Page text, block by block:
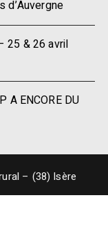
d’Auvergne
25 & 26 avril
A ENCORE DU
– (38) Isère